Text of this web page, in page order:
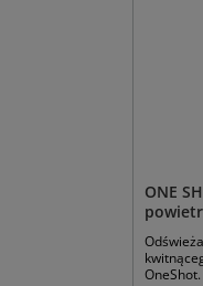
ONE
OneShot.